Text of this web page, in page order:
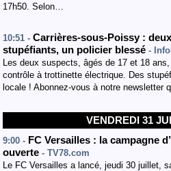
17h50. Selon…
10:51 - Carrières-sous-Poissy :
stupéfiants, un policier blessé -
Les deux suspects, âgés de 17 et 18
contrôle à trottinette électrique. Des
locale ! Abonnez-vous à notre newsletter
VENDREDI 31
9:00 - FC Versailles : la campagne
ouverte - TV78.com
Le FC Versailles a lancé, jeudi 30 juillet,